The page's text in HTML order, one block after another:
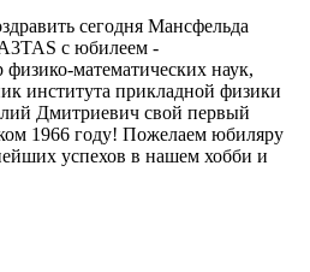
сегодня Мансфельда
с юбилеем -
математических наук,
института прикладной физики
Дмитриевич свой первый
1966 году! Пожелаем юбиляру
успехов в нашем хобби и